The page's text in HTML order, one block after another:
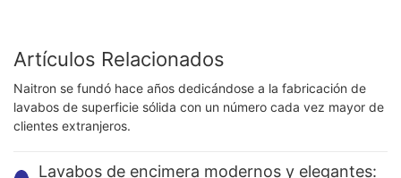
Artículos Relacionados
Naitron se fundó hace años dedicándose a la fabricación de
lavabos de superficie sólida con un número cada vez mayor de
clientes extranjeros.
Lavabos de encimera modernos y elegantes: